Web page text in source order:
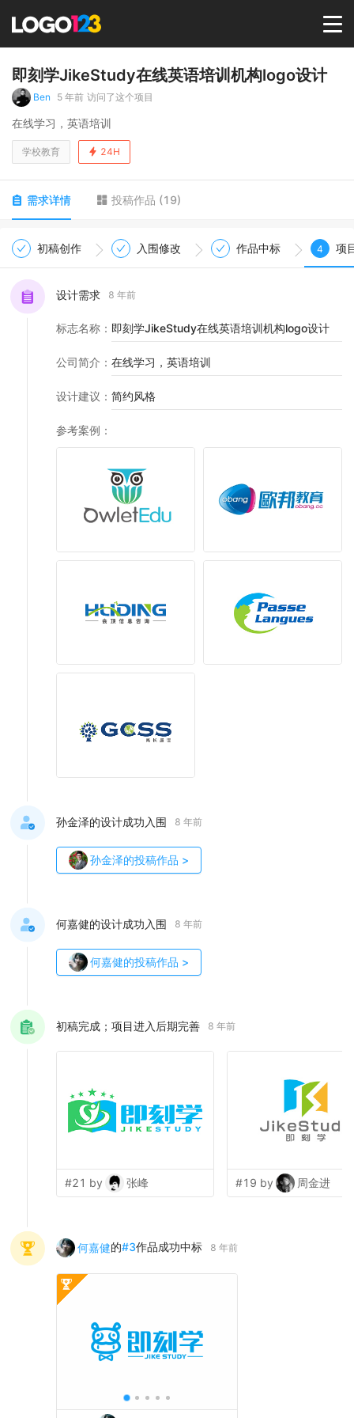
首页
LOGO
即刻学JikeStudy在线英语培训机构logo设计
Ben 5 年前 访问了这个项目
在线学习，英语培训
学校教育 24H
需求详情 投稿作品 (19)
初稿创作 入围修改 作品中标 4 项
设计需求 8 年前
标志名称 ： 即刻学JikeStudy在线英语培训机构logo设计
公司简介 ： 在线学习，英语培训
设计建议 ： 简约风格
参考案例 ：
孙金泽的设计成功入围 8 年前
孙金泽的投稿作品 >
何嘉健的设计成功入围 8 年前
何嘉健的投稿作品 >
初稿完成；项目进入后期完善 8 年前
#21 by 张峰 #19 by 周金进
何嘉健的#3作品成功中标 8 年前